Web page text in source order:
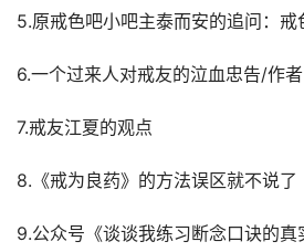
5.原戒色吧小吧主泰而安的追问：戒
6.一个过来人对戒友的泣血忠告/作
7.戒友江夏的观点
8.《戒为良药》的方法误区就不说了
9.公众号《谈谈我练习断念口诀的